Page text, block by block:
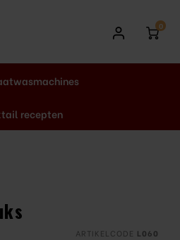
0
recepten
ARTIKELCODE L060